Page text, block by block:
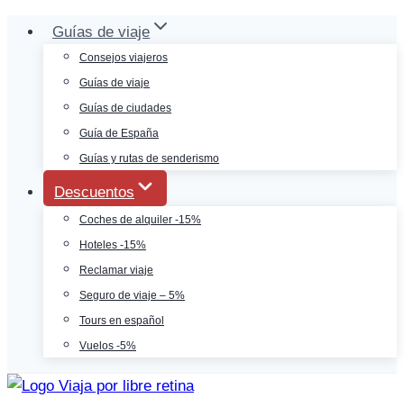
Saltar
contenido
Guías de viaje
Consejos viajeros
Guías de viaje
Guías de ciudades
Guía de España
Guías y rutas de senderismo
Descuentos
Coches de alquiler -15%
Hoteles -15%
Reclamar viaje
Seguro de viaje – 5%
Tours en español
Vuelos -5%